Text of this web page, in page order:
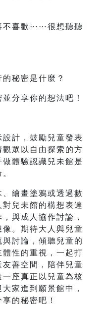
不喜歡⋯⋯很想聽聽
秘密是什麼？
分享你的想法吧！
計，鼓勵兒童發表
眾以自由探索的方
體驗認識兒未館是
繪畫塗鴉或透過數
兒未館的構想表達
與成人協作討論，
。期待大人與兒童
討論，傾聽兒童的
性的重視，一起打
善空間，陪伴兒童
座真正以兒童為核
家進到願景館中，
的秘密吧！